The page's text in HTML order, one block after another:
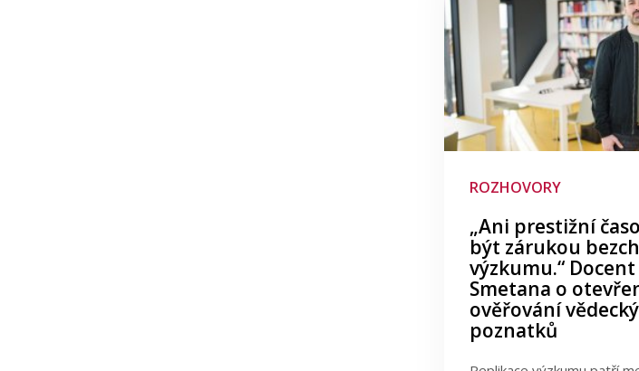
ROZHOVORY
„Ani prestižní
být zárukou
výzkumu.“
Smetana o
ověřování
poznatků